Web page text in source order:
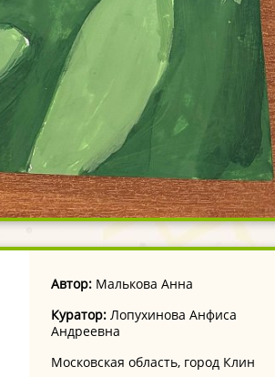
Автор: Малькова Анна
Куратор: Лопухинова Анфиса
Андреевна
Московская область, город Клин